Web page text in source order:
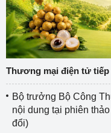
Thương mại điện tử
Bộ trưởng Bộ Công
nội dung tại phiên
đổi)